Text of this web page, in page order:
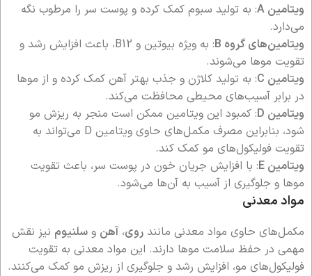
ویتامین A
: به تولید سبوم کمک کرده و پوست سر را مرطوب نگه
می‌دارد.
ویتامین‌های گروه B
: به ویژه بیوتین و B12، باعث افزایش رشد و
تقویت موها می‌شوند.
ویتامین C
: به تولید کلاژن و جذب بهتر آهن کمک کرده و از موها
در برابر آسیب‌های محیطی محافظت می‌کند.
ویتامین D
: کمبود این ویتامین ممکن است منجر به ریزش مو
شود، بنابراین مصرف مکمل‌های حاوی ویتامین D می‌تواند به
تقویت فولیکول‌های مو کمک کند.
ویتامین E
: با افزایش جریان خون در پوست سر، باعث تقویت
موها و جلوگیری از آسیب به آن‌ها می‌شود.
مواد معدنی
مکمل‌های حاوی مواد معدنی مانند روی، آهن و سلنیوم نیز نقش
مهمی در حفظ سلامت موها دارند. این مواد معدنی به تقویت
فولیکول‌های مو، افزایش رشد و جلوگیری از ریزش مو کمک می‌کنند.